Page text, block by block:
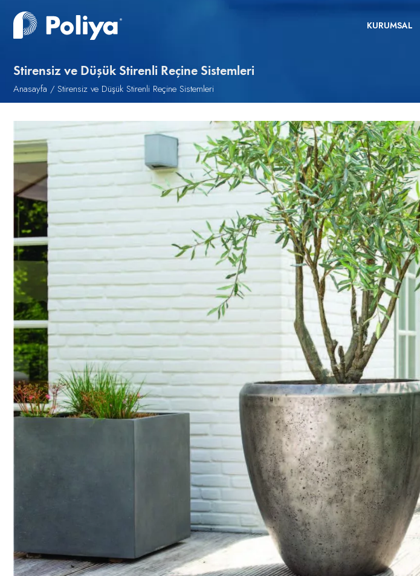
KURUMSAL
Stirensiz ve Düşük Stirenli Reçine Sistemleri
Anasayfa Stirensiz ve Düşük Stirenli Reçine Sistemleri